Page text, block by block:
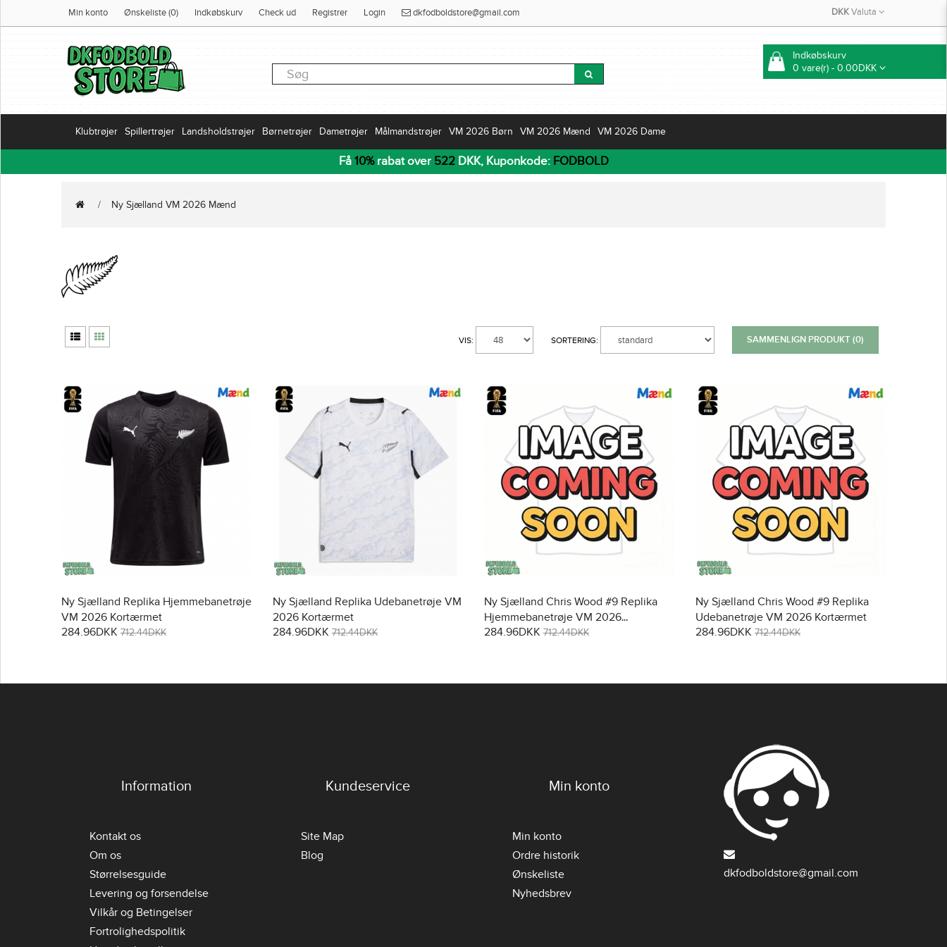
Min konto Ønskeliste (0) Indkøbskurv Check ud Registrer Login dkfodboldstore@gmail.com DKKValuta
Indkøbskurv
0 vare(r) - 0.00DKK
Klubtrøjer Spillertrøjer Landsholdstrøjer Børnetrøjer Dametrøjer Målmandstrøjer VM 2026 Børn VM 2026 Mænd VM 2026 Dame
Få 10%rabat over 522DKK, Kuponkode: FODBOLD
Ny Sjælland VM 2026 Mænd
SAMMENLIGN PRODUKT (0)
SORTERING:
VIS:
Ny Sjælland Replika Hjemmebanetrøje
VM 2026 Kortærmet
284.96DKK 712.44DKK
Ny Sjælland Replika Udebanetrøje VM
2026 Kortærmet
284.96DKK 712.44DKK
Ny Sjælland Chris Wood #9 Replika
Hjemmebanetrøje VM 2026
Kortærmet
284.96DKK 712.44DKK
Ny Sjælland Chris Wood #9 Replika
Udebanetrøje VM 2026 Kortærmet
284.96DKK 712.44DKK
Information
Kontakt os
Om os
Størrelsesguide
Levering og forsendelse
Vilkår og Betingelser
Fortrolighedspolitik
Kundeservice
Site Map
Blog
Min konto
Min konto
Ordre historik
Ønskeliste
Nyhedsbrev
dkfodboldstore@gmail.com